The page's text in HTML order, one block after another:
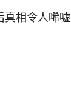
真相令人唏嘘